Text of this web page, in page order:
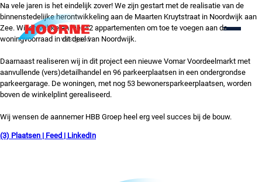
Na vele jaren is het eindelijk zover! We zijn gestart met de realisatie van de
binnenstedelijke herontwikkeling aan de Maarten Kruytstraat in Noordwijk aan
Zee. Wij ontwikkelen hier 42 appartementen om toe te voegen aan de
woningvoorraad in dit deel van Noordwijk.
Daarnaast realiseren wij in dit project een nieuwe Vomar Voordeelmarkt met
aanvullende (vers)detailhandel en 96 parkeerplaatsen in een ondergrondse
parkeergarage. De woningen, met nog 53 bewonersparkeerplaatsen, worden
boven de winkelplint gerealiseerd.
Wij wensen de aannemer HBB Groep heel erg veel succes bij de bouw.
(3) Plaatsen | Feed | LinkedIn